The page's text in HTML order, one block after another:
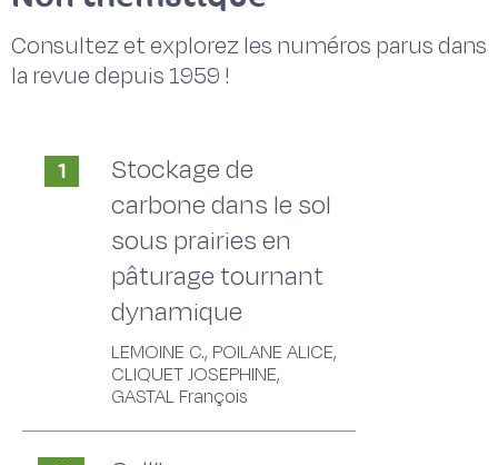
Consultez et explorez les numéros parus dans
la revue depuis 1959 !
1
Stockage de
carbone dans le sol
sous prairies en
pâturage tournant
dynamique
LEMOINE C., POILANE ALICE,
CLIQUET JOSEPHINE,
GASTAL François